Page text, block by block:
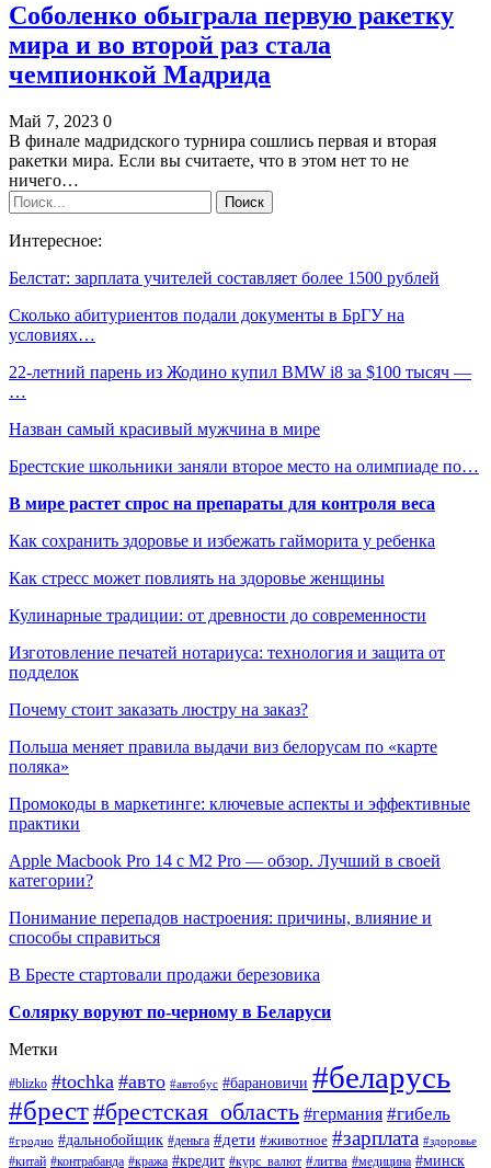
Соболенко обыграла первую ракетку
мира и во второй раз стала
чемпионкой Мадрида
Май 7, 2023 0
В финале мадридского турнира сошлись первая и вторая
ракетки мира. Если вы считаете, что в этом нет то не
ничего…
Интересное:
Белстат: зарплата учителей составляет более 1500 рублей
Сколько абитуриентов подали документы в БрГУ на
условиях…
22-летний парень из Жодино купил BMW i8 за $100 тысяч —
…
Назван самый красивый мужчина в мире
Брестские школьники заняли второе место на олимпиаде по…
В мире растет спрос на препараты для контроля веса
Как сохранить здоровье и избежать гайморита у ребенка
Как стресс может повлиять на здоровье женщины
Кулинарные традиции: от древности до современности
Изготовление печатей нотариуса: технология и защита от
подделок
Почему стоит заказать люстру на заказ?
Польша меняет правила выдачи виз белорусам по «карте
поляка»
Промокоды в маркетинге: ключевые аспекты и эффективные
практики
Apple Macbook Pro 14 с M2 Pro — обзор. Лучший в своей
категории?
Понимание перепадов настроения: причины, влияние и
способы справиться
В Бресте стартовали продажи березовика
Солярку воруют по-черному в Беларуси
Метки
#blizko #tochka #авто #автобус #барановичи #беларусь
#брест#брестская_область #германия #гибель
#гродно #дальнобойщик #деньга #дети #животное #зарплата #здоровье
#китай #контрабанда #кража #кредит #курс_валют #литва #медицина #минск